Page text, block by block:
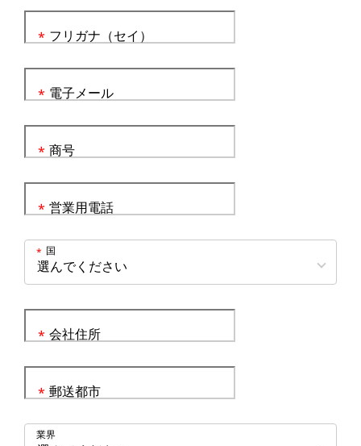
フリガナ（セイ）
*
電子メール
*
商号
*
営業用電話
*
国
*
会社住所
*
郵送都市
*
業界